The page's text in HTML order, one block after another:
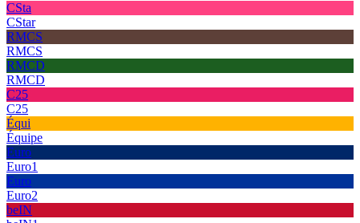
CSta
CStar
RMCS
RMCS
RMCD
RMCD
C25
C25
Équi
Équipe
Euro
Euro1
Euro
Euro2
beIN